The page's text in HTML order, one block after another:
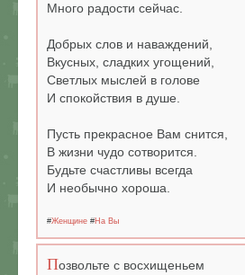
Много радости сейчас.
Добрых слов и наваждений,
Вкусных, сладких угощений,
Светлых мыслей в голове
И спокойствия в душе.
Пусть прекрасное Вам снится,
В жизни чудо сотворится.
Будьте счастливы всегда
И необычно хороша.
#Женщине #На Вы
Позвольте с восхищеньем